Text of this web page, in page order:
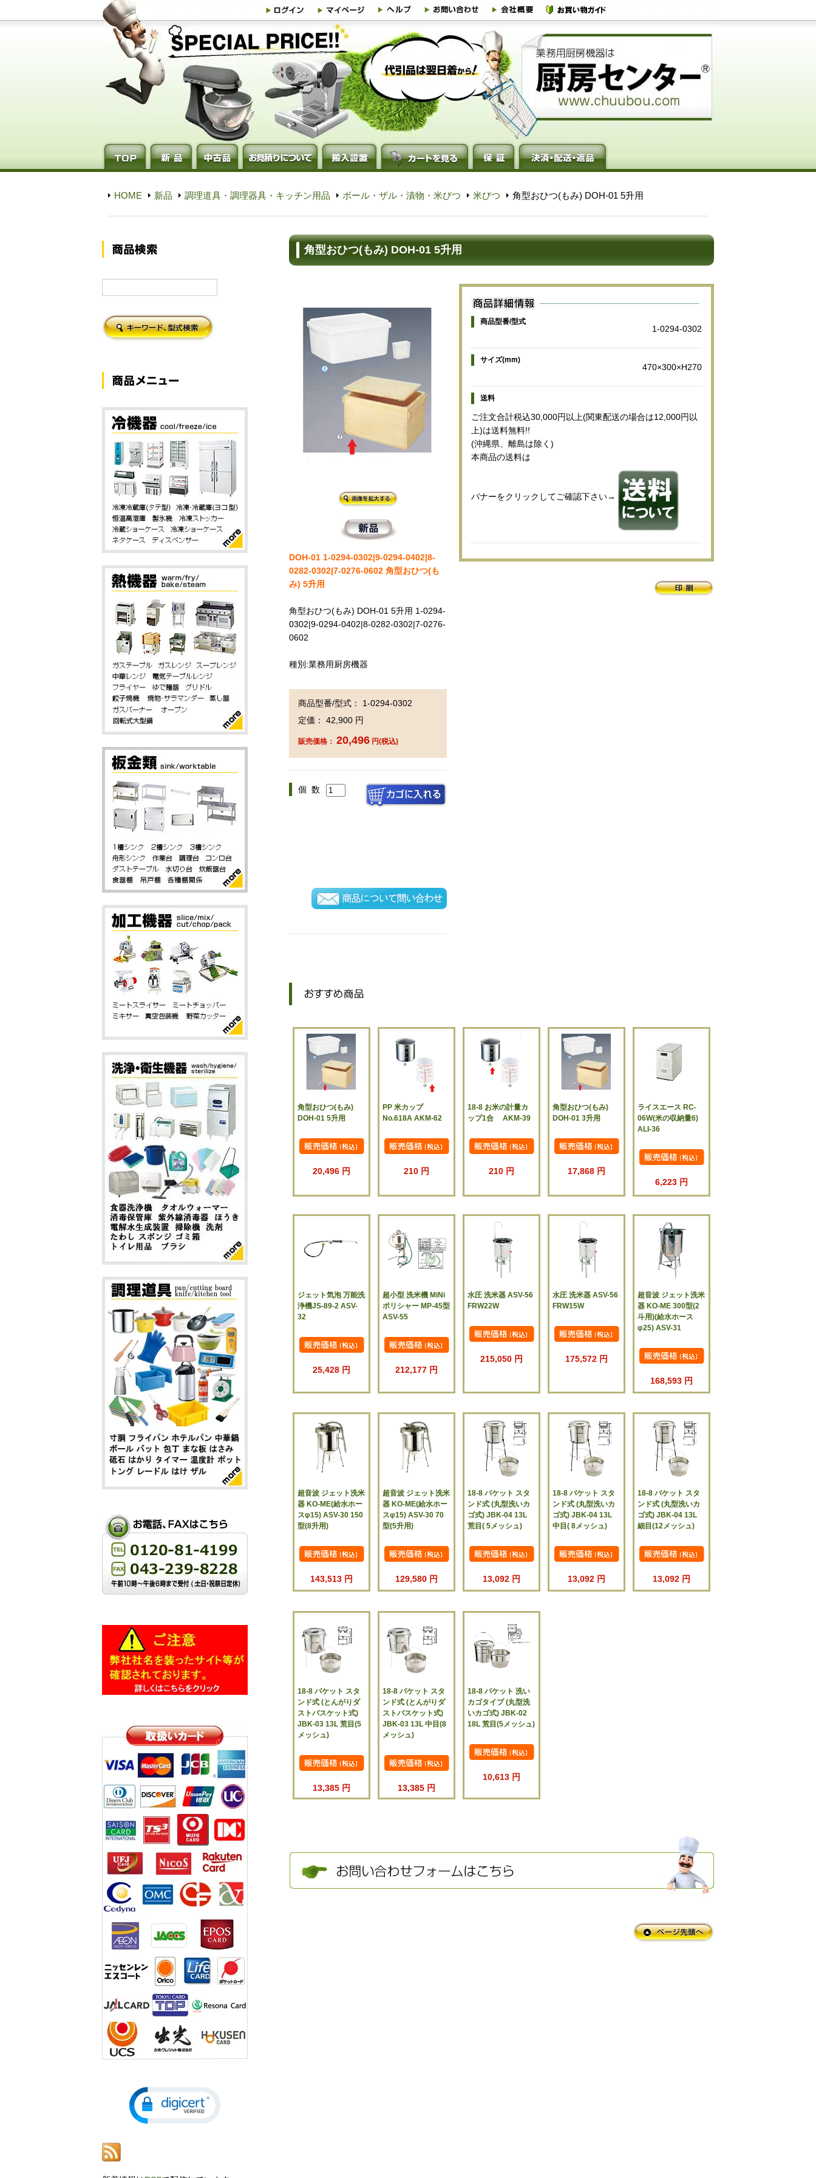
HOME 新品 調理道具・調理器具・キッチン用品 ボール・ザル・漬物・米びつ 米びつ 角型おひつ(もみ) DOH-01 5升用
角型おひつ(もみ) DOH-01 5升用
DOH-01 1-0294-0302|9-0294-0402|8-
0282-0302|7-0276-0602 角型おひつ(も
み) 5升用
角型おひつ(もみ) DOH-01 5升用 1-0294-
0302|9-0294-0402|8-0282-0302|7-0276-
0602
種別:業務用厨房機器
商品型番/型式： 1-0294-0302
定価： 42,900 円
販売価格： 20,496 円(税込)
個 数
商品型番/型式
1-0294-0302
サイズ(mm)
470×300×H270
送料
ご注文合計税込30,000円以上(関東配送の場合は12,000円以
上)は送料無料!!
(沖縄県、離島は除く)
本商品の送料は
バナーをクリックしてご確認下さい→
角型おひつ(もみ)
DOH-01 5升用
20,496 円
PP 米カップ
No.618A AKM-62
210 円
18-8 お米の計量カ
ップ1合 AKM-39
210 円
角型おひつ(もみ)
DOH-01 3升用
17,868 円
ライスエース RC-
06W(米の収納量6)
ALI-36
6,223 円
ジェット気泡 万能洗
浄機JS-89-2 ASV-
32
25,428 円
超小型 洗米機 MiNi
ポリシャー MP-45型
ASV-55
212,177 円
水圧 洗米器 ASV-56
FRW22W
215,050 円
水圧 洗米器 ASV-56
FRW15W
175,572 円
超音波 ジェット洗米
器 KO-ME 300型(2
斗用)(給水ホース
φ25) ASV-31
168,593 円
超音波 ジェット洗米
器 KO-ME(給水ホー
スφ15) ASV-30 150
型(8升用)
143,513 円
超音波 ジェット洗米
器 KO-ME(給水ホー
スφ15) ASV-30 70
型(5升用)
129,580 円
18-8 バケット スタ
ンド式 (丸型洗いカ
ゴ式) JBK-04 13L
荒目( 5メッシュ)
13,092 円
18-8 バケット スタ
ンド式 (丸型洗いカ
ゴ式) JBK-04 13L
中目( 8メッシュ)
13,092 円
18-8 バケット スタ
ンド式 (丸型洗いカ
ゴ式) JBK-04 13L
細目(12メッシュ)
13,092 円
18-8 バケット スタ
ンド式 (とんがりダ
ストバスケット式)
JBK-03 13L 荒目(5
メッシュ)
13,385 円
18-8 バケット スタ
ンド式 (とんがりダ
ストバスケット式)
JBK-03 13L 中目(8
メッシュ)
13,385 円
18-8 バケット 洗い
カゴタイプ (丸型洗
いカゴ式) JBK-02
18L 荒目(5メッシュ)
10,613 円